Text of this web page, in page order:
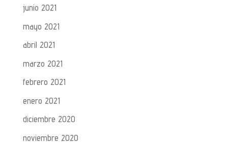
junio 2021
mayo 2021
abril 2021
marzo 2021
febrero 2021
enero 2021
diciembre 2020
noviembre 2020